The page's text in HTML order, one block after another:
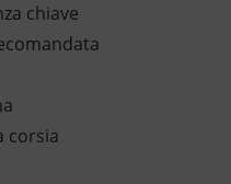
chiave
corsia